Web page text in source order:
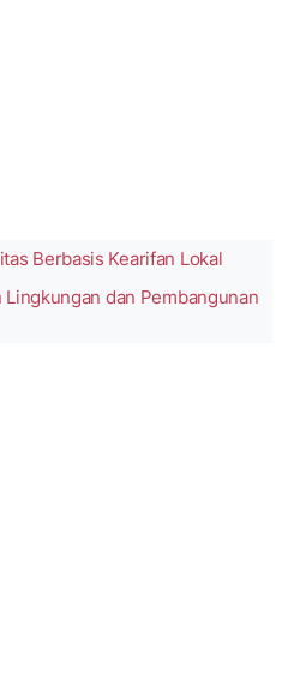
Berbasis Kearifan Lokal
dan Pembangunan